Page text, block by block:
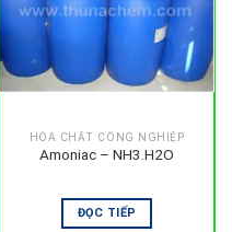
HÓA CHẤT CÔNG NGHIỆP
Amoniac – NH3.H2O
ĐỌC TIẾP